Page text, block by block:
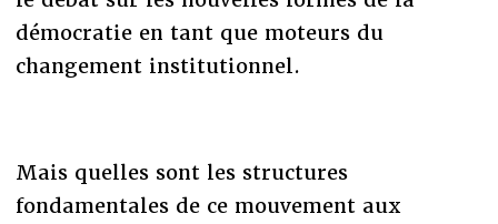
démocratie en tant que moteurs du
changement institutionnel.
Mais quelles sont les structures
fondamentales de ce mouvement aux